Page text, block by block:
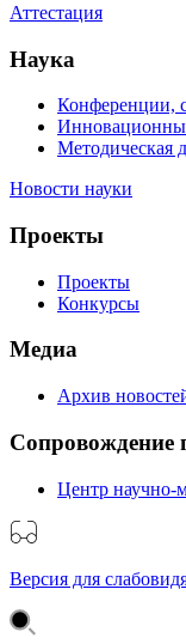
Аттестация
Наука
Конференции,
Методическая
Новости науки
Проекты
Проекты
Конкурсы
Медиа
Архив
Сопровождение
Центр научно-
Версия для